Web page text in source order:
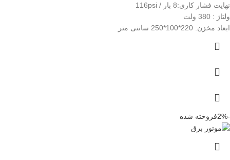
نهایت فشار کاری:8 بار / 116psi
ولتاژ : 380 ولت
ابعاد مخزن: 220*100*250 سانتی متر
-2% فروخته شده